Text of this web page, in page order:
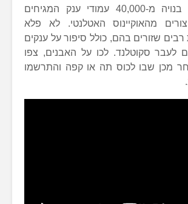
מהם. הסוללה בנויה מ-40,000 עמודי ענק המגיחים
מהאוקיינוס האטלנטי. לא פלא
רבים שזורים בהם, כולל סיפור על ענקים
לעבר סקוטלנד. לכו על האבנים, צפו
מכן שבו לכוס תה או קפה והתרשמו